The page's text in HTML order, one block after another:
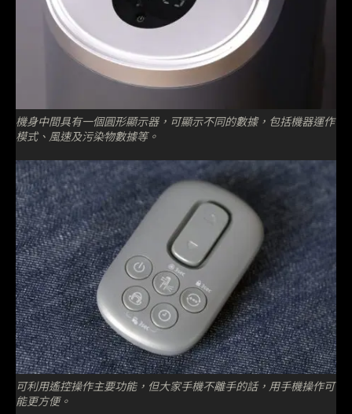
機身中間具有一個圓形顯示器，可顯示不同的數據，包括機器運作
模式、風速及污染物數據等。
可利用遙控操作主要功能，但大家手機不離手的話，用手機操作可
能更方便。